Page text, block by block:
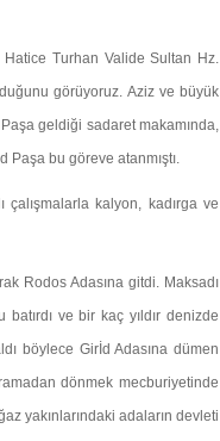
Turhan Valide Sultan Hz.
görüyoruz. Aziz ve büyük
geldiği sadaret makamında,
Paşa bu gö­reve atanmıştı.
çalışmalarla kal­yon, kadırga ve
Rodos Adası­na gitdi. Maksadı
ve bir kaç yıldır denizde
böylece Girİd Adasına dümen
dönmek mecburi­yetinde
ya­kınlarındaki adaların devleti